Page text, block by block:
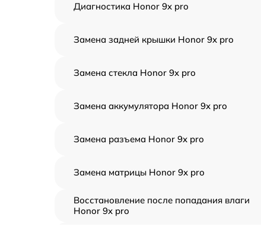
Диагностика Honor 9x pro
Замена задней крышки Honor 9x pro
Замена стекла Honor 9x pro
Замена аккумулятора Honor 9x pro
Замена разъема Honor 9x pro
Замена матрицы Honor 9x pro
Восстановление после попадания влаги
Honor 9x pro